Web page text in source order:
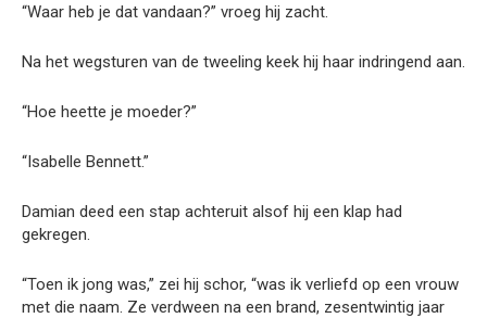
“Waar heb je dat vandaan?” vroeg hij zacht.
Na het wegsturen van de tweeling keek hij haar indringend aan.
“Hoe heette je moeder?”
“Isabelle Bennett.”
Damian deed een stap achteruit alsof hij een klap had
gekregen.
“Toen ik jong was,” zei hij schor, “was ik verliefd op een vrouw
met die naam. Ze verdween na een brand, zesentwintig jaar